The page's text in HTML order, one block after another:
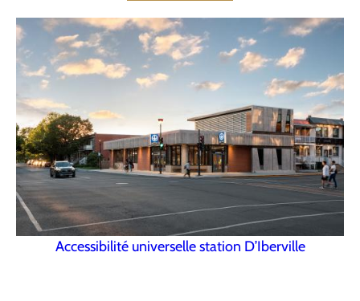
Accessibilité universelle station D’Iberville